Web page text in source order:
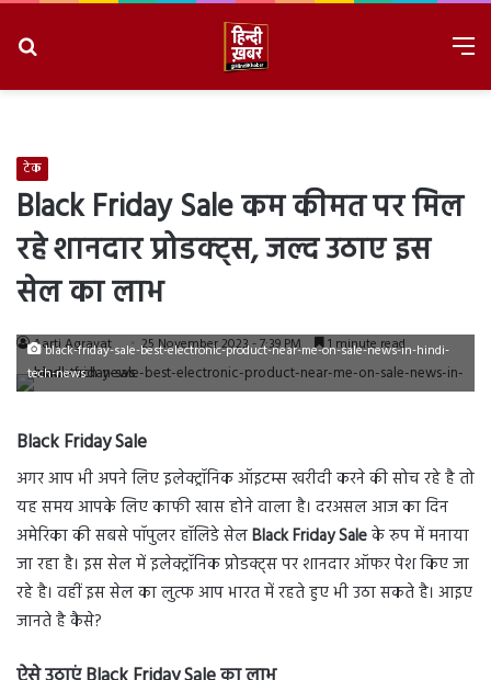
टेक
Black Friday Sale कम कीमत पर मिल
रहे शानदार प्रोडक्ट्स, जल्द उठाए इस
सेल का लाभ
Aarti Agravat 25 November 2023 - 7:39 PM 1 minute read
black-friday-sale-best-electronic-product-near-me-on-sale-news-in-hindi-
tech-news
Black Friday Sale
अगर आप भी अपने लिए इलेक्ट्रॉनिक ऑइटम्स खरीदी करने की सोच रहे है तो
यह समय आपके लिए काफी खास होने वाला है। दरअसल आज का दिन
अमेरिका की सबसे पॉपुलर हॉलिडे सेलBlack Friday Saleके रुप में मनाया
जा रहा है। इस सेल में इलेक्ट्रॉनिक प्रोडक्ट्स पर शानदार ऑफर पेश किए जा
रहे है। वहीं इस सेल का लुत्फ आप भारत में रहते हुए भी उठा सकते है। आइए
जानते है कैसे?